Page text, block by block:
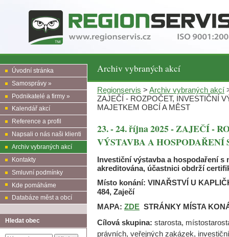
Archiv vybraných akcí
Úvodní stránka
Samosprávy »
Podnikatelé a firmy »
Kalendář akcí
Reference a profil
Napsali o nás naši klienti
Archiv vybraných akcí
Kontakty
Smluvní podmínky
Kde pomáháme
Databáze měst a obcí
Hledat obec
Regionservis > Archiv vybraných akcí
ZAJEČÍ - ROZPOČET, INVESTIČNÍ
MAJETKEM OBCÍ A MĚST
23. - 24. října 2025 - ZAJEČÍ -
VÝSTAVBA A
Investiční výstavba a hospodaření s
akreditována, účastnici obdrží
Místo konání: VINAŘSTVÍ U
484, Zaječí
MAPA: ZDE STRÁNKY MÍSTA
Cílová skupina: starosta,
právních, veřejných zakázek,